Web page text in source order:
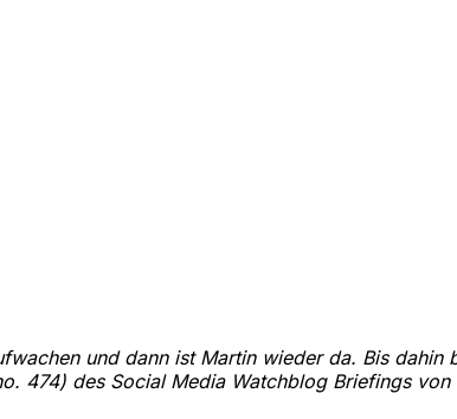
und dann ist Martin wieder da. Bis dahin
474) des Social Media Watchblog Briefings von